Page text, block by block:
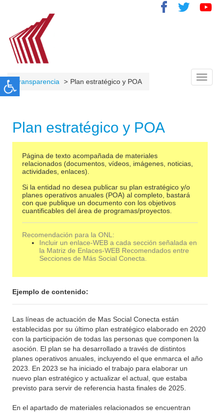
Transparencia Plan estratégico y POA
Plan estratégico y POA
Página de texto acompañada de materiales
relacionados (documentos, vídeos, imágenes, noticias,
actividades, enlaces).
Si la entidad no desea publicar su plan estratégico y/o
planes operativos anuales (POA) al completo, bastará
con que publique un documento con los objetivos
cuantificables del área de programas/proyectos.
Recomendación para la ONL:
Incluir un enlace-WEB a cada sección señalada en
la Matriz de Enlaces-WEB Recomendados entre
Secciones de Más Social Conecta.
Ejemplo de contenido:
Las líneas de actuación de Mas Social Conecta están
establecidas por su último plan estratégico elaborado en 2020
con la participación de todas las personas que componen la
asoción. El plan se ha desarrollado a través de distintos
planes operativos anuales, incluyendo el que enmarca el año
2023. En 2023 se ha iniciado el trabajo para elaborar un
nuevo plan estratégico y actualizar el actual, que estaba
previsto para servir de referencia hasta finales de 2025.
En el apartado de materiales relacionados se encuentran